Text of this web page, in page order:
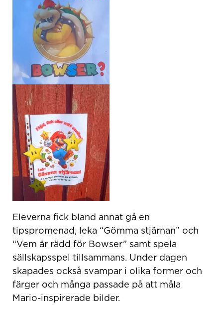
Eleverna fick bland annat gå en
tipspromenad, leka “Gömma stjärnan” och
“Vem är rädd för Bowser” samt spela
sällskapsspel tillsammans. Under dagen
skapades också svampar i olika former och
färger och många passade på att måla
Mario-inspirerade bilder.